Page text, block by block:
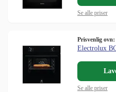
Se alle priser
Prisvenlig ovn:
Electrolux
Se alle priser